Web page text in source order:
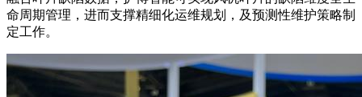
命周期管理，进而支撑精细化运维规划，及预测性维护策略制
定工作。